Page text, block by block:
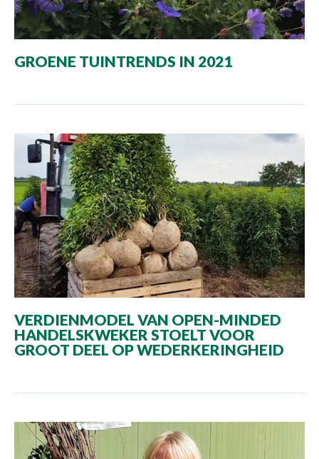
GROENE TUINTRENDS IN 2021
VERDIENMODEL VAN OPEN-MINDED
HANDELSKWEKER STOELT VOOR
GROOT DEEL OP WEDERKERINGHEID